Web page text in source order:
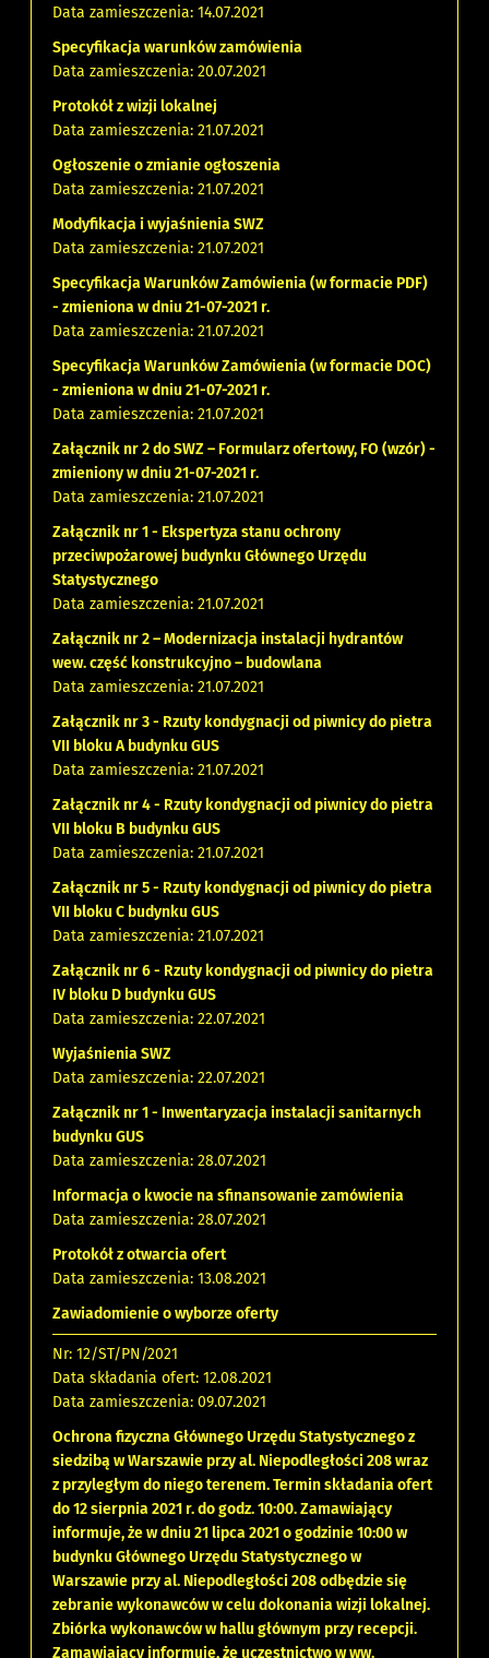
Data zamieszczenia: 14.07.2021
Specyfikacja warunków zamówienia
Data zamieszczenia: 20.07.2021
Protokół z wizji lokalnej
Data zamieszczenia: 21.07.2021
Ogłoszenie o zmianie ogłoszenia
Data zamieszczenia: 21.07.2021
Modyfikacja i wyjaśnienia SWZ
Data zamieszczenia: 21.07.2021
Specyfikacja Warunków Zamówienia (w formacie PDF)
- zmieniona w dniu 21-07-2021 r.
Data zamieszczenia: 21.07.2021
Specyfikacja Warunków Zamówienia (w formacie DOC)
- zmieniona w dniu 21-07-2021 r.
Data zamieszczenia: 21.07.2021
Załącznik nr 2 do SWZ – Formularz ofertowy, FO (wzór) -
zmieniony w dniu 21-07-2021 r.
Data zamieszczenia: 21.07.2021
Załącznik nr 1 - Ekspertyza stanu ochrony
przeciwpożarowej budynku Głównego Urzędu
Statystycznego
Data zamieszczenia: 21.07.2021
Załącznik nr 2 – Modernizacja instalacji hydrantów
wew. część konstrukcyjno – budowlana
Data zamieszczenia: 21.07.2021
Załącznik nr 3 - Rzuty kondygnacji od piwnicy do pietra
VII bloku A budynku GUS
Data zamieszczenia: 21.07.2021
Załącznik nr 4 - Rzuty kondygnacji od piwnicy do pietra
VII bloku B budynku GUS
Data zamieszczenia: 21.07.2021
Załącznik nr 5 - Rzuty kondygnacji od piwnicy do pietra
VII bloku C budynku GUS
Data zamieszczenia: 21.07.2021
Załącznik nr 6 - Rzuty kondygnacji od piwnicy do pietra
IV bloku D budynku GUS
Data zamieszczenia: 22.07.2021
Wyjaśnienia SWZ
Data zamieszczenia: 22.07.2021
Załącznik nr 1 - Inwentaryzacja instalacji sanitarnych
budynku GUS
Data zamieszczenia: 28.07.2021
Informacja o kwocie na sfinansowanie zamówienia
Data zamieszczenia: 28.07.2021
Protokół z otwarcia ofert
Data zamieszczenia: 13.08.2021
Zawiadomienie o wyborze oferty
Nr: 12/ST/PN/2021
Data składania ofert: 12.08.2021
Data zamieszczenia: 09.07.2021
Ochrona fizyczna Głównego Urzędu Statystycznego z
siedzibą w Warszawie przy al. Niepodległości 208 wraz
z przyległym do niego terenem. Termin składania ofert
do 12 sierpnia 2021 r. do godz. 10:00. Zamawiający
informuje, że w dniu 21 lipca 2021 o godzinie 10:00 w
budynku Głównego Urzędu Statystycznego w
Warszawie przy al. Niepodległości 208 odbędzie się
zebranie wykonawców w celu dokonania wizji lokalnej.
Zbiórka wykonawców w hallu głównym przy recepcji.
Zamawiający informuje, że uczestnictwo w ww.